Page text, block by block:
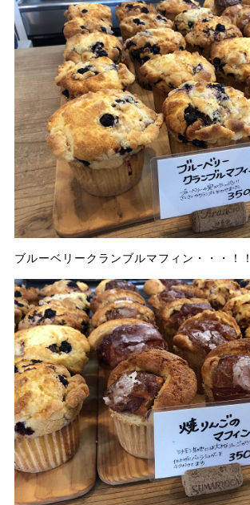
ブルーベリークランブルマフィン・・・！！